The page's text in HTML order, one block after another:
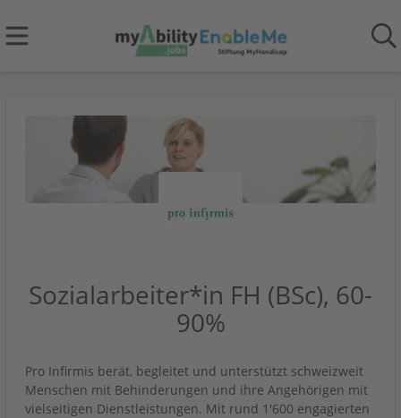
Sozialarbeiter*in FH (BSc), 60-
90%
Pro Infirmis berät, begleitet und unterstützt schweizweit
Menschen mit Behinderungen und ihre Angehörigen mit
vielseitigen Dienstleistungen. Mit rund 1'600 engagierten